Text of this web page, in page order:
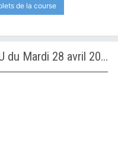
de la course
Les vidéos des courses PMU du Mardi 28 avril 2026